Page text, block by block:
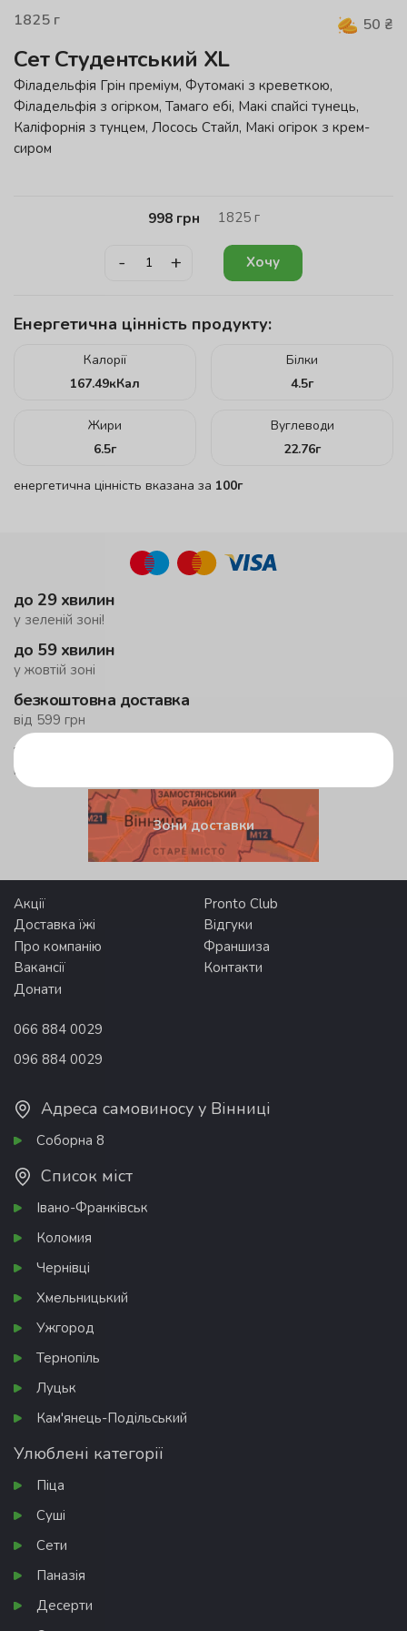
1825 г 50 ₴
Сет Студентський XL
Філадельфія Грін преміум, Футомакі з креветкою,
Філадельфія з огірком, Тамаго ебі, Макі спайсі тунець,
Каліфорнія з тунцем, Лосось Стайл, Макі огірок з крем-
сиром
998грн 1825г
- + Хочу
Енергетична цінність продукту:
Калорії
167.49кКал
Білки
4.5г
Жири
6.5г
Вуглеводи
22.76г
енергетична цінність вказана за 100г
до 29 хвилин
у зеленій зоні!
до 59 хвилин
у жовтій зоні
безкоштовна доставка
від 599 грн
у приміську зону
мінімальне замовлення 1500 грн
Зони доставки
Акції
Pronto Club
Доставка їжі
Відгуки
Про компанію
Франшиза
Вакансії
Контакти
Донати
066 884 0029
096 884 0029
Адреса самовиносу у Вінниці
Соборна 8
Список міст
Івано-Франківськ
Коломия
Чернівці
Хмельницький
Ужгород
Тернопіль
Луцьк
Кам'янець-Подільський
Улюблені категорії
Піца
Суші
Сети
Паназія
Десерти